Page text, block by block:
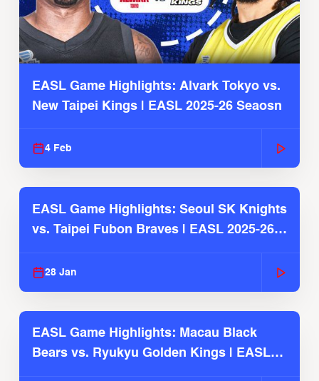
EASL Game Highlights: Alvark Tokyo vs.
New Taipei Kings | EASL 2025-26 Seaosn
4 Feb
EASL Game Highlights: Seoul SK Knights
vs. Taipei Fubon Braves | EASL 2025-26
28 Jan
EASL Game Highlights: Macau Black
Bears vs. Ryukyu Golden Kings | EASL